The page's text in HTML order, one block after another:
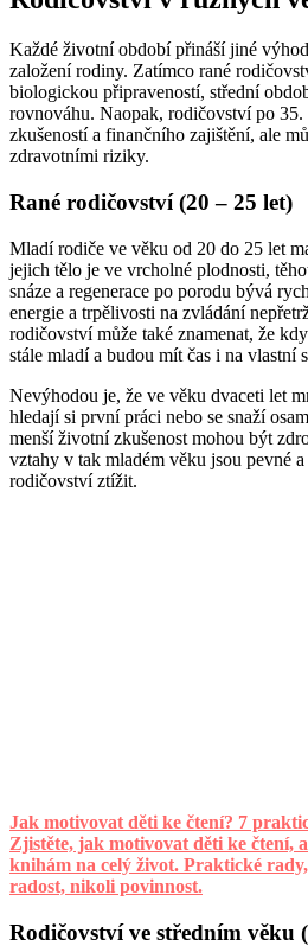
Každé životní období přináší jiné
založení rodiny. Zatímco rané
biologickou připraveností, střední
rovnováhu. Naopak, rodičovství po 35.
zkušeností a finančního zajištění, ale
zdravotními riziky.
Rané rodičovství (20 – 25 let)
Mladí rodiče ve věku od 20 do 25 let
jejich tělo je ve vrcholné plodnosti,
snáze a regenerace po porodu bývá
energie a trpělivosti na zvládání
rodičovství může také znamenat, že
stále mladí a budou mít čas i na vlastní
Nevýhodou je, že ve věku dvaceti let
hledají si první práci nebo se snaží
menší životní zkušenost mohou být
vztahy v tak mladém věku jsou pevné
rodičovství ztížit.
Jak motivovat děti ke čtení? 7
Zjistěte, jak motivovat děti ke čtení,
knihám na celý život. Praktické
radost, nikoli povinnost.
Rodičovství ve středním věku